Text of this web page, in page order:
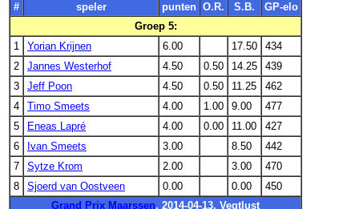
#
speler punten O.R. S.B.
GP-elo
Groep 5:
1
Yorian Krijnen 6.00 17.50
434
2
Jannes Westerhof 4.50 0.50 14.25
439
3
Jeff Poon 4.50 0.50 11.25
462
4
Timo Smeets 4.00 1.00 9.00
477
5
Eneas Lapré 4.00 0.00 11.00
427
6
Ivan Smeets 3.00 8.50
442
7
Sytze Krom 2.00 3.00
470
8
Sjoerd van Oostveen 0.00 0.00
450
Grand Prix Maarssen, 2014-04-13, Vegtlust